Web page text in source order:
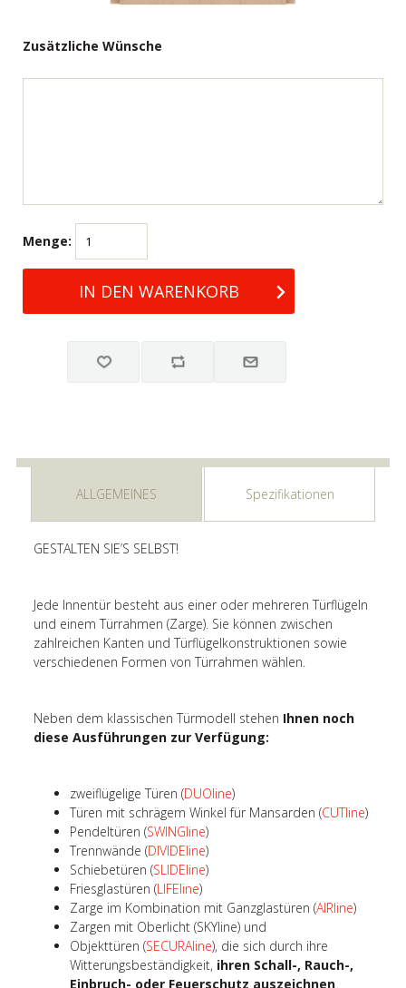
Zusätzliche Wünsche
Menge:
ALLGEMEINES Spezifikationen
GESTALTEN SIE’S SELBST!
Jede Innentür besteht aus einer oder mehreren Türflügeln
und einem Türrahmen (Zarge). Sie können zwischen
zahlreichen Kanten und Türflügelkonstruktionen sowie
verschiedenen Formen von Türrahmen wählen.
Neben dem klassischen Türmodell stehen Ihnen noch
diese Ausführungen zur Verfügung:
zweiflügelige Türen (DUOline)
Türen mit schrägem Winkel für Mansarden (CUTline)
Pendeltüren (SWINGline)
Trennwände (DIVIDEline)
Schiebetüren (SLIDEline)
Friesglastüren (LIFEline)
Zarge im Kombination mit Ganzglastüren (AIRline)
Zargen mit Oberlicht (SKYline) und
Objekttüren (SECURAline), die sich durch ihre
Witterungsbeständigkeit, ihren Schall-, Rauch-,
Einbruch- oder Feuerschutz auszeichnen